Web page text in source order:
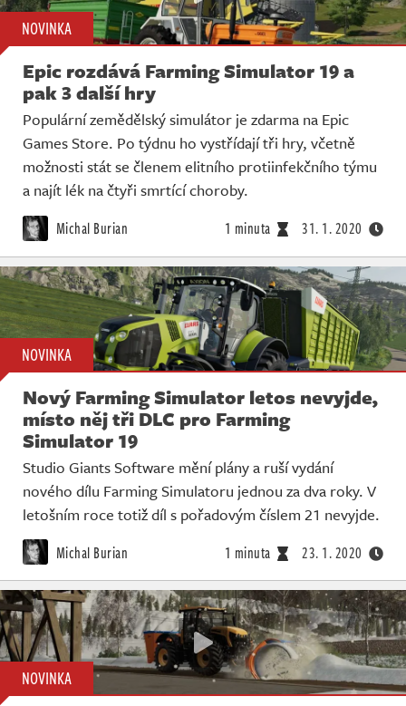
NOVINKA
Epic rozdává Farming Simulator 19 a
pak 3 další hry
Populární zemědělský simulátor je zdarma na Epic
Games Store. Po týdnu ho vystřídají tři hry, včetně
možnosti stát se členem elitního protiinfekčního týmu
a najít lék na čtyři smrtící choroby.
Michal Burian 1 minuta 31. 1. 2020
NOVINKA
Nový Farming Simulator letos nevyjde,
místo něj tři DLC pro Farming
Simulator 19
Studio Giants Software mění plány a ruší vydání
nového dílu Farming Simulatoru jednou za dva roky. V
letošním roce totiž díl s pořadovým číslem 21 nevyjde.
Michal Burian 1 minuta 23. 1. 2020
NOVINKA